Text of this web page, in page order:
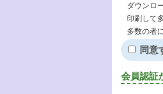
ダウンロ
印刷して
多数の者
同意
会員認証